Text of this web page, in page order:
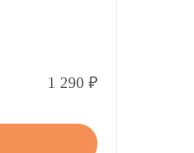
1 290 Р